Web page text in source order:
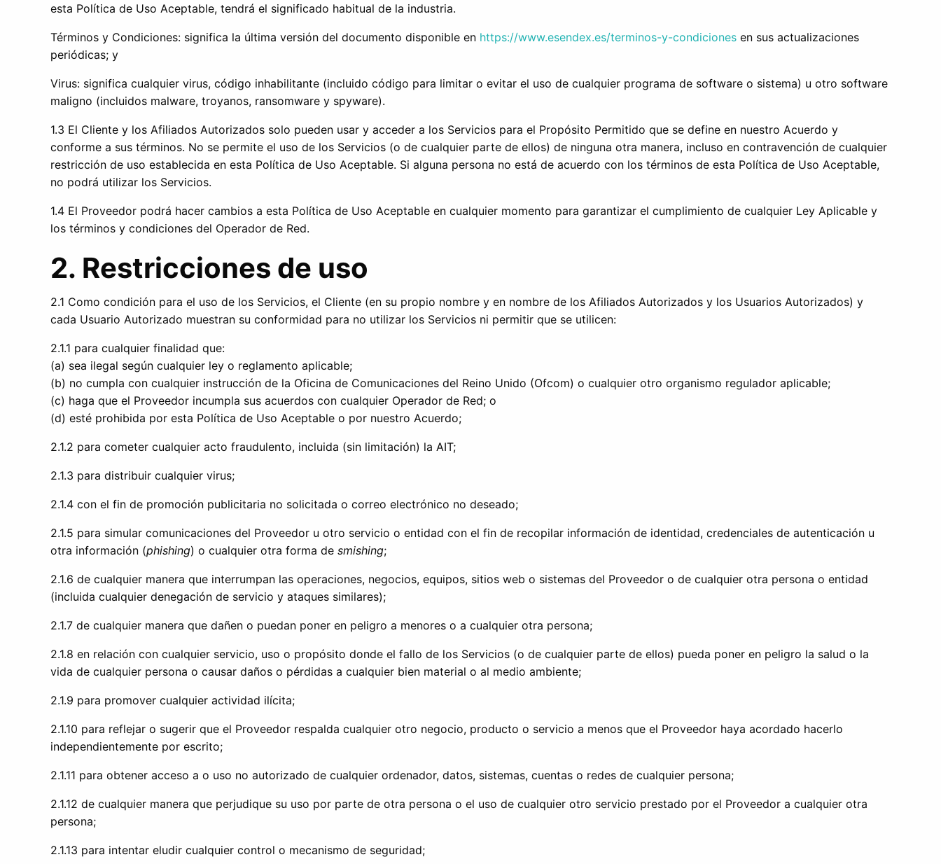
esta Política de Uso Aceptable, tendrá el significado habitual de la industria.
Términos y Condiciones: significa la última versión del documento disponible en https://www.esendex.es/terminos-y-condiciones en sus actualizaciones
periódicas; y
Virus: significa cualquier virus, código inhabilitante (incluido código para limitar o evitar el uso de cualquier programa de software o sistema) u otro software
maligno (incluidos malware, troyanos, ransomware y spyware).
1.3 El Cliente y los Afiliados Autorizados solo pueden usar y acceder a los Servicios para el Propósito Permitido que se define en nuestro Acuerdo y
conforme a sus términos. No se permite el uso de los Servicios (o de cualquier parte de ellos) de ninguna otra manera, incluso en contravención de cualquier
restricción de uso establecida en esta Política de Uso Aceptable. Si alguna persona no está de acuerdo con los términos de esta Política de Uso Aceptable,
no podrá utilizar los Servicios.
1.4 El Proveedor podrá hacer cambios a esta Política de Uso Aceptable en cualquier momento para garantizar el cumplimiento de cualquier Ley Aplicable y
los términos y condiciones del Operador de Red.
2. Restricciones de uso
2.1 Como condición para el uso de los Servicios, el Cliente (en su propio nombre y en nombre de los Afiliados Autorizados y los Usuarios Autorizados) y
cada Usuario Autorizado muestran su conformidad para no utilizar los Servicios ni permitir que se utilicen:
2.1.1 para cualquier finalidad que:
(a) sea ilegal según cualquier ley o reglamento aplicable;
(b) no cumpla con cualquier instrucción de la Oficina de Comunicaciones del Reino Unido (Ofcom) o cualquier otro organismo regulador aplicable;
(c) haga que el Proveedor incumpla sus acuerdos con cualquier Operador de Red; o
(d) esté prohibida por esta Política de Uso Aceptable o por nuestro Acuerdo;
2.1.2 para cometer cualquier acto fraudulento, incluida (sin limitación) la AIT;
2.1.3 para distribuir cualquier virus;
2.1.4 con el fin de promoción publicitaria no solicitada o correo electrónico no deseado;
2.1.5 para simular comunicaciones del Proveedor u otro servicio o entidad con el fin de recopilar información de identidad, credenciales de autenticación u
otra información (phishing) o cualquier otra forma de smishing;
2.1.6 de cualquier manera que interrumpan las operaciones, negocios, equipos, sitios web o sistemas del Proveedor o de cualquier otra persona o entidad
(incluida cualquier denegación de servicio y ataques similares);
2.1.7 de cualquier manera que dañen o puedan poner en peligro a menores o a cualquier otra persona;
2.1.8 en relación con cualquier servicio, uso o propósito donde el fallo de los Servicios (o de cualquier parte de ellos) pueda poner en peligro la salud o la
vida de cualquier persona o causar daños o pérdidas a cualquier bien material o al medio ambiente;
2.1.9 para promover cualquier actividad ilícita;
2.1.10 para reflejar o sugerir que el Proveedor respalda cualquier otro negocio, producto o servicio a menos que el Proveedor haya acordado hacerlo
independientemente por escrito;
2.1.11 para obtener acceso a o uso no autorizado de cualquier ordenador, datos, sistemas, cuentas o redes de cualquier persona;
2.1.12 de cualquier manera que perjudique su uso por parte de otra persona o el uso de cualquier otro servicio prestado por el Proveedor a cualquier otra
persona;
2.1.13 para intentar eludir cualquier control o mecanismo de seguridad;